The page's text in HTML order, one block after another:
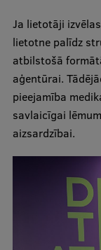
ESF
Pētniecība
Zinātniskie
Ja lietotāji
lietotne palīdz
atbilstošā
aģentūrai.
pieejamība
savlaicīgai
aizsardzībai.